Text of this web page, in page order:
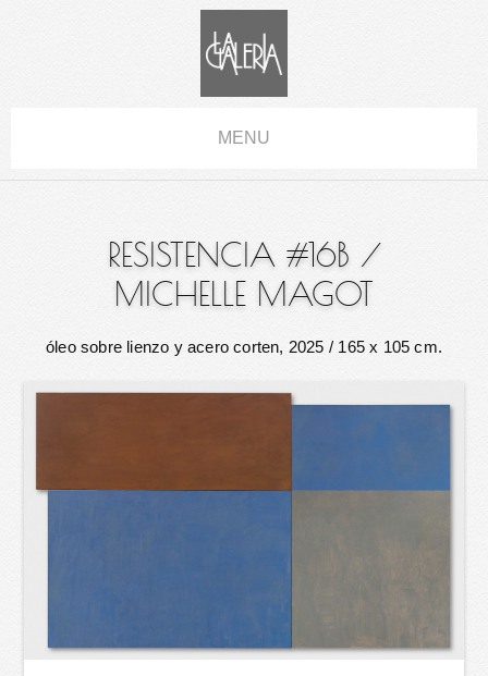
MENU
RESISTENCIA #16B /
MICHELLE MAGOT
óleo sobre lienzo y acero corten, 2025 / 165 x 105 cm.